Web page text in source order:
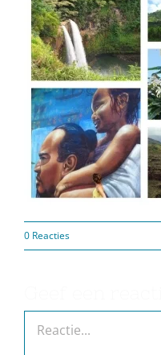
0 Reacties
Reactie